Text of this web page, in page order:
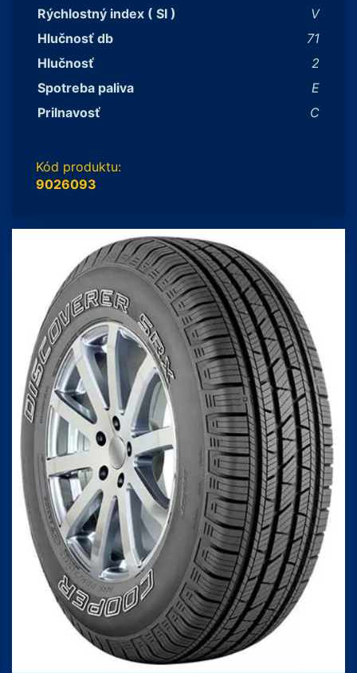
Rýchlostný index ( SI )
V
Hlučnosť db
71
Hlučnosť
2
Spotreba paliva
E
Prilnavosť
C
Kód produktu:
9026093